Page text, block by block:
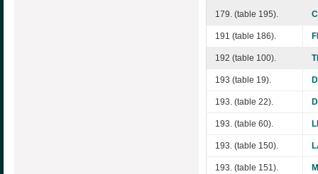
179. (table 195).
191 (table 186).
192 (table 100).
193 (table 19).
193. (table 22).
193. (table 60).
193. (table 150).
193. (table 151).